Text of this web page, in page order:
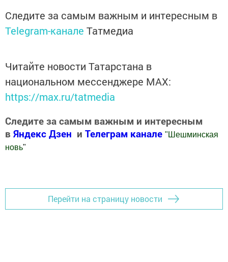
Следите за самым важным и интересным в
Telegram-канале Татмедиа
Читайте новости Татарстана в
национальном мессенджере MАХ:
https://max.ru/tatmedia
Следите за самым важным и интересным
в Яндекс Дзен и Телеграм канале " Шешминская
новь"
Перейти на страницу новости